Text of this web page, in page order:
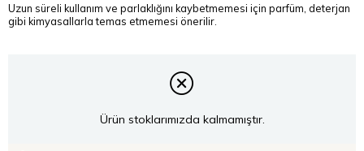
Uzun süreli kullanım ve parlaklığını kaybetmemesi için parfüm, deterjan
gibi kimyasallarla temas etmemesi önerilir.
Ürün stoklarımızda kalmamıştır.